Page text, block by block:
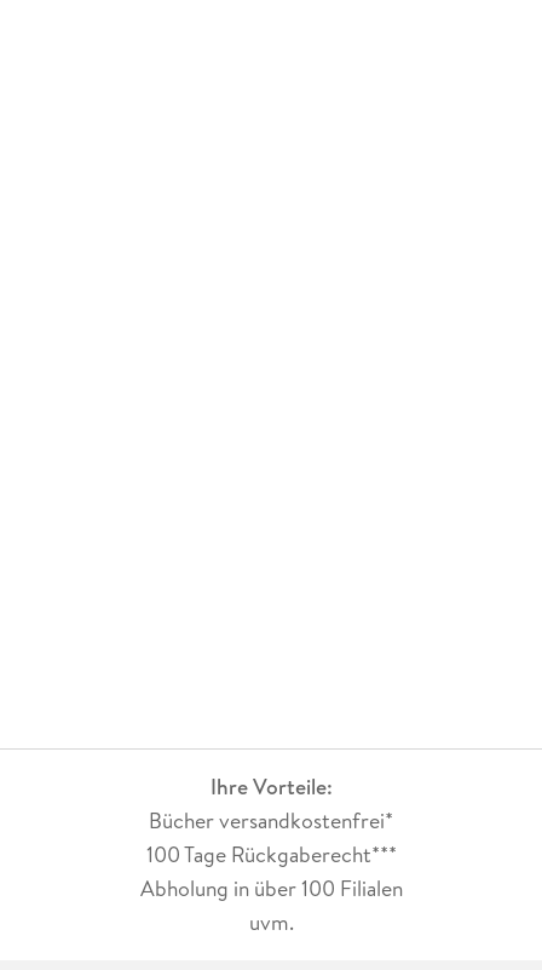
Ihre Vorteile:
Bücher versandkostenfrei*
100 Tage Rückgaberecht***
Abholung in über 100 Filialen
uvm.